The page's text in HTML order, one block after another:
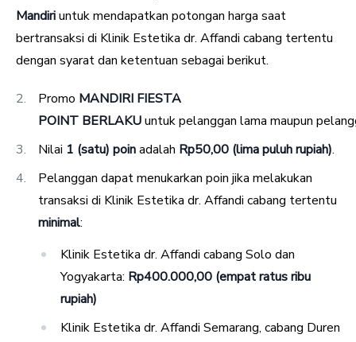
Mandiriuntuk mendapatkan potongan harga saat
bertransaksi di Klinik Estetika dr. Affandi cabang tertentu
dengan syarat dan ketentuan sebagai berikut.
Promo MANDIRI FIESTA
POINT BERLAKUuntuk pelanggan lama maupun
Nilai 1 (satu) poinadalah Rp50,00 (lima puluh rupiah).
Pelanggan dapat menukarkan poin jika melakukan
transaksi di Klinik Estetika dr. Affandi cabang tertentu
minimal:
Klinik Estetika dr. Affandi cabang Solo dan
Yogyakarta: Rp400.000,00 (empat ratus ribu
rupiah)
Klinik Estetika dr. Affandi Semarang, cabang Duren